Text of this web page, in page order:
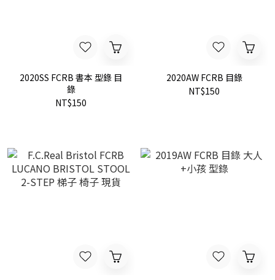
2020SS FCRB 書本 型錄 目
錄
NT$150
2020AW FCRB 目錄
NT$150